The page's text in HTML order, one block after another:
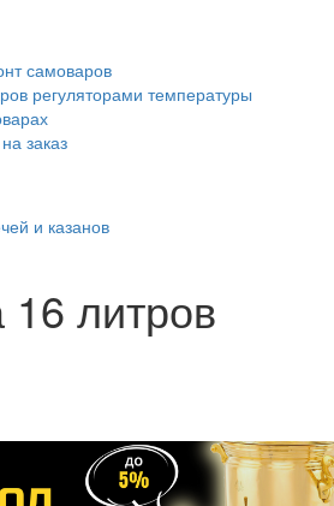
самоваров
регуляторами температуры
заказ
и казанов
литров